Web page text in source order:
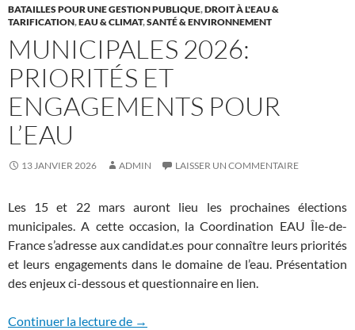
BATAILLES POUR UNE GESTION PUBLIQUE,DROIT À L'EAU &
TARIFICATION,EAU & CLIMAT,SANTÉ & ENVIRONNEMENT
MUNICIPALES 2026:
PRIORITÉS ET
ENGAGEMENTS POUR
L’EAU
13 JANVIER 2026 ADMIN LAISSER UN COMMENTAIRE
Les 15 et 22 mars auront lieu les prochaines élections
municipales. A cette occasion, la Coordination EAU Île-de-
France s’adresse aux candidat.es pour connaître leurs priorités
et leurs engagements dans le domaine de l’eau. Présentation
des enjeux ci-dessous et questionnaire en lien.
Continuer la lecture de Municipales 2026: priorités et
→